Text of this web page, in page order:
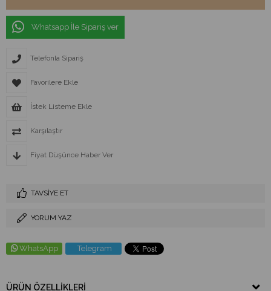
Whatsapp İle Sipariş ver
Telefonla Sipariş
Favorilere Ekle
İstek Listeme Ekle
Karşılaştır
Fiyat Düşünce Haber Ver
TAVSIYE ET
YORUM YAZ
WhatsApp Telegram
ÜRÜN ÖZELLIKLERI